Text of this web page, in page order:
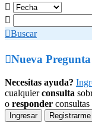


Buscar
Nueva Pregunta
Necesitas ayuda?
cualquierconsulta
o responder consultas
Ingresar Registrarme